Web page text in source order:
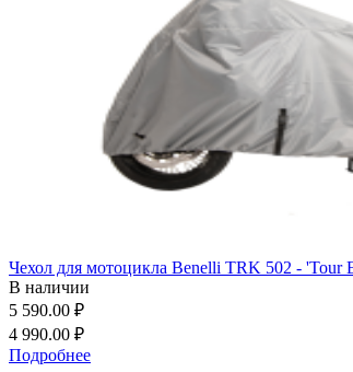
Чехол для мотоцикла Benelli TRK 502 - 'Tour
В наличии
5 590.00 ₽
4 990.00 ₽
Подробнее